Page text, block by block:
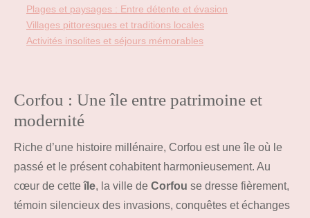
Plages et paysages : Entre détente et évasion
Villages pittoresques et traditions locales
Activités insolites et séjours mémorables
Corfou : Une île entre patrimoine et
modernité
Riche d’une histoire millénaire, Corfou est une île où le
passé et le présent cohabitent harmonieusement. Au
cœur de cetteîle, la ville de Corfou se dresse fièrement,
témoin silencieux des invasions, conquêtes et échanges